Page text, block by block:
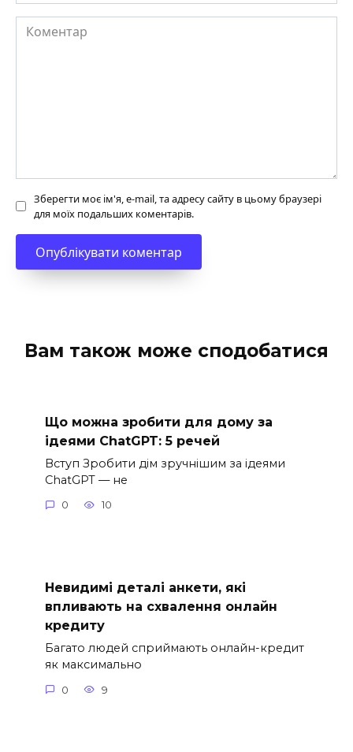
Коментар
Зберегти моє ім'я, e-mail, та адресу сайту в цьому браузері
для моїх подальших коментарів.
Вам також може сподобатися
Що можна зробити для дому за
ідеями ChatGPT: 5 речей
Вступ Зробити дім зручнішим за ідеями
ChatGPT — не
0 10
Невидимі деталі анкети, які
впливають на схвалення онлайн
кредиту
Багато людей сприймають онлайн-кредит
як максимально
0 9